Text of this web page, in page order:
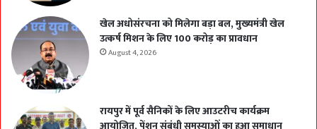
खेल अधोसंरचना को मिलेगा बड़ा बल, मुख्यमंत्री खेल
उत्कर्ष मिशन के लिए 100 करोड़ का प्रावधान
August 4, 2026
रायपुर में पूर्व सैनिकों के लिए आउटरीच कार्यक्रम
आयोजित, पेंशन संबंधी समस्याओं का हुआ समाधान